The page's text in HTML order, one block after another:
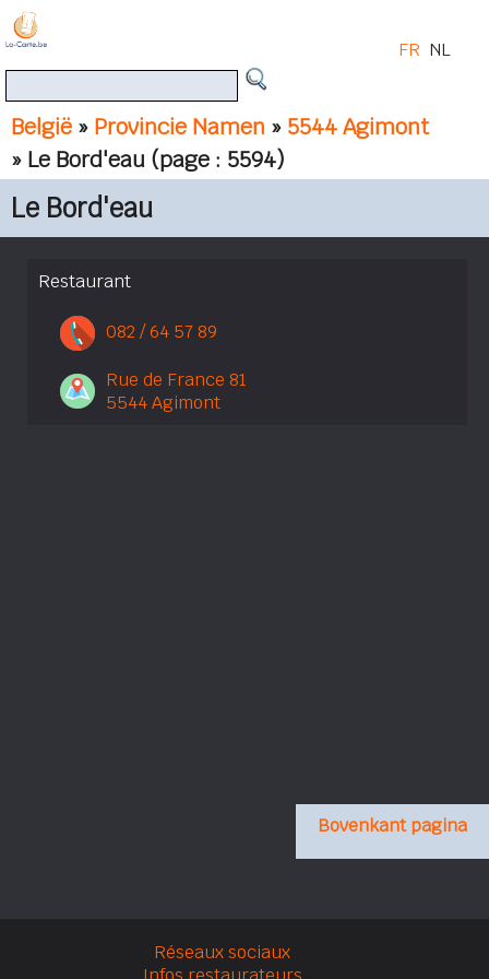
België » Provincie Namen » 5544 Agimont
» Le Bord'eau (page : 5594)
FR NL
Le Bord'eau
Restaurant
082 / 64 57 89
Rue de France 81
5544 Agimont
Bovenkant pagina
Réseaux sociaux